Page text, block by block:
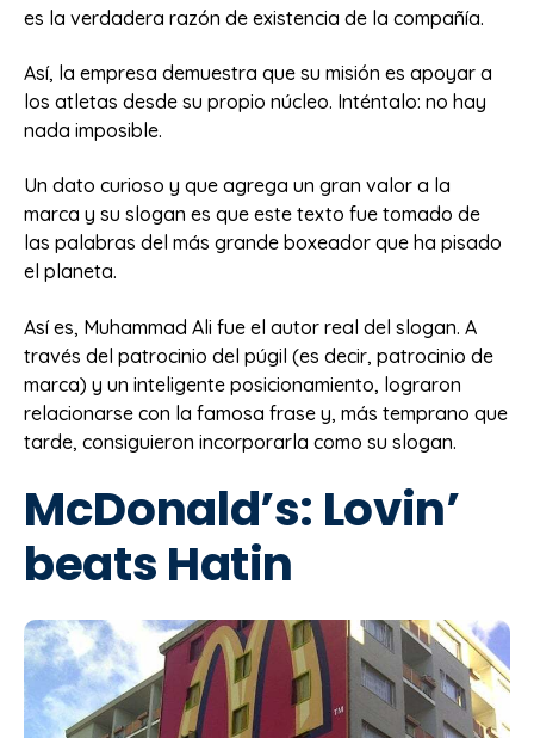
es la verdadera razón de existencia de la compañía.
Así, la empresa demuestra que su misión es apoyar a
los atletas desde su propio núcleo. Inténtalo: no hay
nada imposible.
Un dato curioso y que agrega un gran valor a la
marca y su slogan es que este texto fue tomado de
las palabras del más grande boxeador que ha pisado
el planeta.
Así es, Muhammad Ali fue el autor real del slogan. A
través del patrocinio del púgil (es decir, patrocinio de
marca) y un inteligente posicionamiento, lograron
relacionarse con la famosa frase y, más temprano que
tarde, consiguieron incorporarla como su slogan.
McDonald’s: Lovin’
beats Hatin